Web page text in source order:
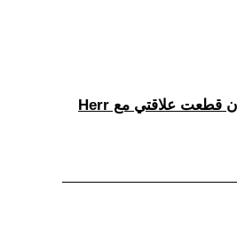
(46) الهامش الأخير بعد ان قطعت علاقتي مع Herr